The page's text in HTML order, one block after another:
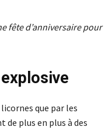
fête d’anniversaire pour
que par les
plus en plus à des